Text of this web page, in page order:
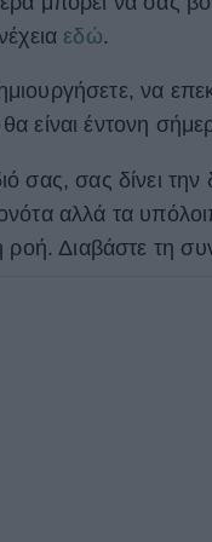
εδώ.
να
είναι έντονη
σας, σας δίνει την
αλλά τα
ροή. Διαβάστε τη